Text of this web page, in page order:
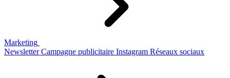
Marketing
Newsletter Campagne publicitaire Instagram Réseaux sociaux